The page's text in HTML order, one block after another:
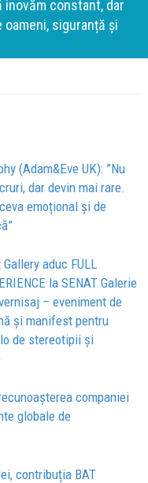
constant, dar
siguranță și
(Adam&Eve UK): ”Nu
dar devin mai rare.
emoțional și de
aduc FULL
la SENAT Galerie
– eveniment de
și manifest pentru
de stereotipii și
companiei
globale de
contribuția BAT